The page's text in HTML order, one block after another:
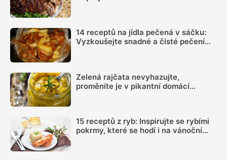
14 receptů na jídla pečená v sáčku:
Vyzkoušejte snadné a čisté pečení
Zelená rajčata nevyhazujte,
proměníte je v pikantní domácí
15 receptů z ryb: Inspirujte se rybími
pokrmy, které se hodí i na vánoční